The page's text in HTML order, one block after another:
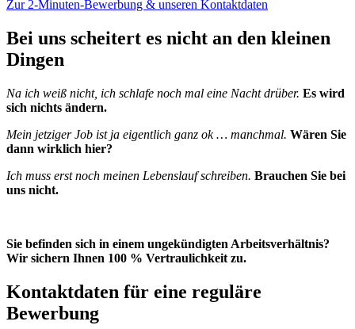
Zur 2-Minuten-Bewerbung & unseren Kontaktdaten
Bei uns scheitert es nicht an den kleinen
Dingen
Na ich weiß nicht, ich schlafe noch mal eine Nacht drüber. Es wird
sich nichts ändern.
Mein jetziger Job ist ja eigentlich ganz ok … manchmal. Wären Sie
dann wirklich hier?
Ich muss erst noch meinen Lebenslauf schreiben. Brauchen Sie bei
uns nicht.
Sie befinden sich in einem ungekündigten Arbeitsverhältnis?
Wir sichern Ihnen 100 % Vertraulichkeit zu.
Kontaktdaten für eine reguläre
Bewerbung